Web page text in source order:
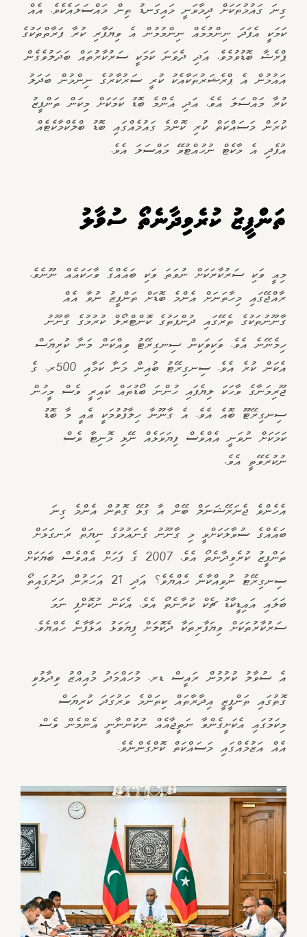
ގިނަ ގައުމުތަކަށް ދިމާވަނީ މައިގަނޑު ތިން މައްސަލައެކެވެ. އެއް
ކަމަކީ އެފަދަ ނިންމުމެއް ނިންމުމުން އެ ވިޔަފާރި ކުރާ ފަރާތްތަކުގެ
ޕްރެޝާ ބޮޑުވުމެވެ. އަދި ދެވަނަ ކަމަކީ ސަރުކާރުތައް ބަދަލުވެގެން
އައުމުން އެ ޕްރެޝަރުތަކާއެކު ކުރީ ސަރުކާރުގެ ނިންމުން ބަދަލު
ކުރާ މައްސަލަ އެވެ. އަދި އެންމެ ބޮޑު ކަމަކަށް މިކަން ތަންފީޒު
ކުރަން މަސައްކަތް ކުރި ކޮންމެ ގައުމެއްގައި ބޮޑު ބްލެކްމާކެޓެއް
އުފެދި އެ މާކެޓް ނުހުއްޓުވޭ މައްސަލަ އެވެ.
ތަންފީޒު ކުރެވިދާނެތޯ ސުވާލު
މިއީ ވަކި ސަރުކާރަކަށް ނުވަތަ ވަކި ބައެއްގެ ވާހަކައެއް ނޫނެވެ.
ރާއްޖޭގައި މިހާތަނަށް އެންމެ ބޮޑަށް ތަންފީޒު ނުވާ އެއް
ގާނޫނުތަކުގެ ތެރޭގައި ދުންފަތުގެ ކޮންޓްރޯލް ކުރުމުގެ ގާނޫނު
ހިމެނޭނެ އެވެ. ވަކިވަކިން ސިނގިރޭޓު ވިއްކަން މަނާ ކުރިޔަސް
އެކަން ކުރެ އެވެ. ސިނގިރޭޓު ބުއިން މަނާ ކަމާއި 500ރ. ގެ
ޖޫރިމަނާގެ ވާހަކަ ލިޔެފައި ހުންނަ ބޯޑުތައް ކައިރީ ވެސް މީހުން
ސިނގިރޭޓޫ ބޮއެ އެވެ. އެ ގާނޫނާ ހިލާފުވުމަކީ އެއީ މާ ބޮޑު
ކަމަކަށް ނުވަނީ އެއްވެސް ފިޔަވަޅެއް ނޭޅި މޮނިޓާ ވެސް
ނުކުރެވޭތީ އެވެ.
އެހެންވެ ޖެނަރޭޝަނަލް ބޭން އާ ގުޅޭ ގޮތުން އެންމެ ގިނަ
ބައެއްގެ ސުވާލަކަށްވީ މި ގާނޫނު ގެނައުމުގެ ނިޔަތް ރަނގަޅަށް
ތަންފީޒު ކުރެވިދާނެތޯ އެވެ. 2007 ގެ ފަހަށް އެއްވެސް ބަޔަކަށް
ސިނގިރޭޓު ނުވިއްކާނެ ހެއްޔެވެ؟ އަދި 21 އަހަރުން ދަށުގައިތޯ
ބަލައި އައިޑީކާޑު ޗެކް ކުރާނެތޯ އެވެ. އެކަން ނުކޮށްފި ނަމަ
ސަރުކާރުތަކަށް ވިޔަފާރިތަކާ ދެކޮލަށް ފިޔަވަޅު އަޅާފާނެ ހެއްޔެވެ.
އެ ސުވާލު ކުރުމުން ރައީސް ޑރ. މުހައްމަދު މުއިއްޒު ވިދާޅުވި
ގޮތުގައި ތަންފީޒީ އިދާރާތައް ކިތަންމެ ވަރުގަދަ ކުރިޔަސް
މިކަމުގައި އެކަށީގެންވާ ނަތީޖާއެއް ނުކުންނާނީ އެންމެން ވެސް
އެއް އަޒުމެއްގައި މަސައްކަތް ކޮށްގެންނެވެ.